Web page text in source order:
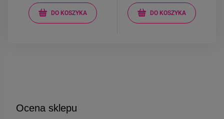
DO KOSZYKA DO KOSZYKA
Ocena sklepu